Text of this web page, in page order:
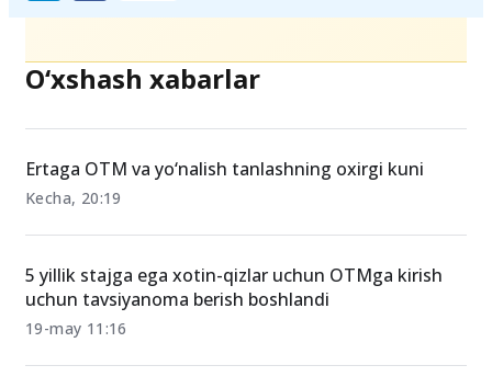
O‘xshash xabarlar
Ertaga OTM va yo‘nalish tanlashning oxirgi kuni
Kecha, 20:19
uchun tavsiyanoma berish boshlandi